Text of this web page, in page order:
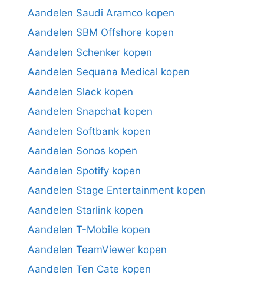
Aandelen Saudi Aramco kopen
Aandelen SBM Offshore kopen
Aandelen Schenker kopen
Aandelen Sequana Medical kopen
Aandelen Slack kopen
Aandelen Snapchat kopen
Aandelen Softbank kopen
Aandelen Sonos kopen
Aandelen Spotify kopen
Aandelen Stage Entertainment kopen
Aandelen Starlink kopen
Aandelen T-Mobile kopen
Aandelen TeamViewer kopen
Aandelen Ten Cate kopen